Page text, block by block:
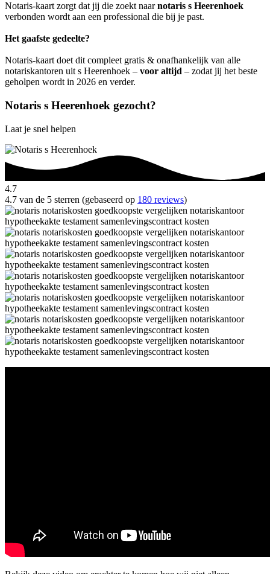
Notaris-kaart zorgt dat jij die zoekt naarnotaris s Heerenhoek
verbonden wordt aan een professional die bij je past.
Het gaafste gedeelte?
Notaris-kaart doet dit compleet gratis & onafhankelijk van alle
notariskantoren uit s Heerenhoek – voor altijd – zodat jij het beste
geholpen wordt in 2026 en verder.
Notaris s Heerenhoek gezocht?
Laat je snel helpen
4.7
4.7 van de 5 sterren (gebaseerd op 180 reviews)